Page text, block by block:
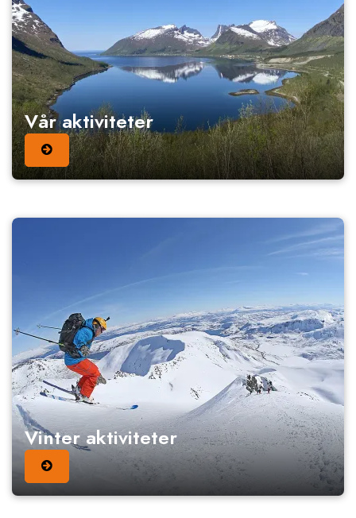
Vår aktiviteter
Vinter aktiviteter